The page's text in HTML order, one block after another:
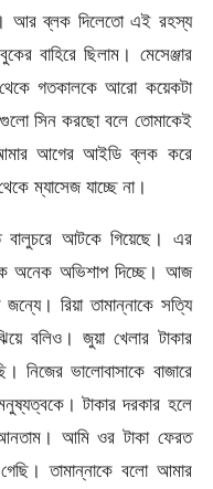
আর ব্লক দিলেতো এই রহস্য
বাহিরে ছিলাম। মেসেঞ্জার
গতকালকে আরো কয়েকটা
সিন করছো বলে তোমাকেই
আমার আগের আইডি ব্লক করে
ম্যাসেজ যাচ্ছে না।
আটকে গিয়েছে। এর
অনেক অভিশাপ দিচ্ছে। আজ
রিয়া তামান্নাকে সত্যি
বলিও। জুয়া খেলার টাকার
নিজের ভালোবাসাকে বাজারে
টাকার দরকার হলে
আমি ওর টাকা ফেরত
তামান্নাকে বলো আমার